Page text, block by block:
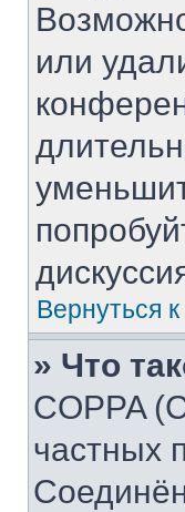
или
Вернуться
» Что
COPPA
частных